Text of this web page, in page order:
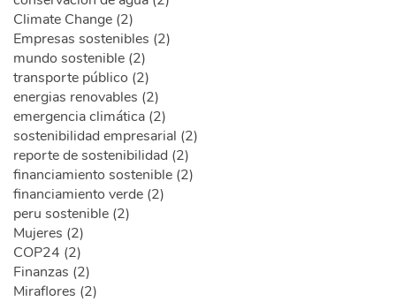
Climate Change (2)
Empresas sostenibles (2)
mundo sostenible (2)
transporte público (2)
energias renovables (2)
emergencia climática (2)
sostenibilidad empresarial (2)
reporte de sostenibilidad (2)
financiamiento sostenible (2)
financiamiento verde (2)
peru sostenible (2)
Mujeres (2)
COP24 (2)
Finanzas (2)
Miraflores (2)